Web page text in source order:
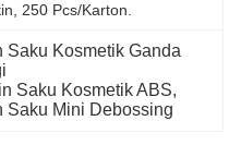
250 Pcs/karton.
Saku Kosmetik Ganda
Saku Kosmetik ABS,
Saku Mini Debossing